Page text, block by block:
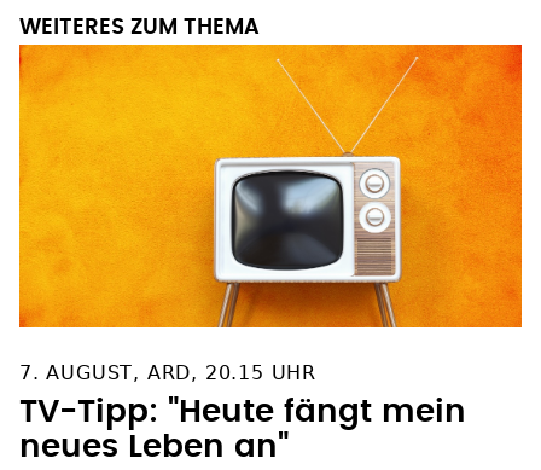
WEITERES ZUM THEMA
7. AUGUST, ARD, 20.15 UHR
TV-Tipp: "Heute fängt mein
neues Leben an"